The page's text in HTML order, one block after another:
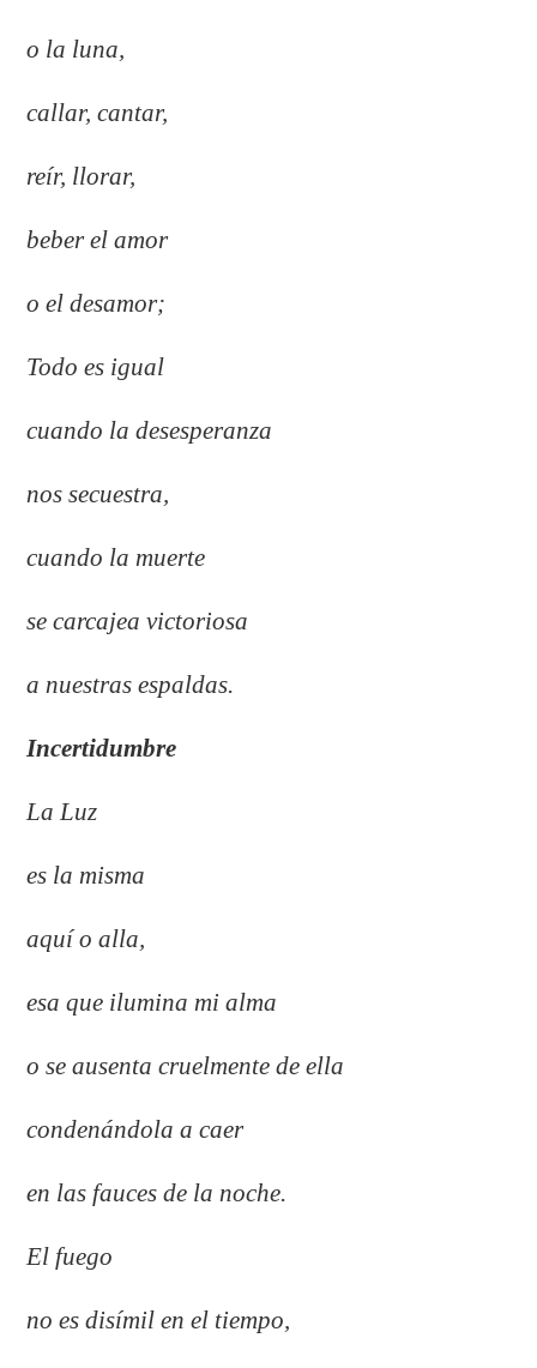
o la luna,
callar, cantar,
reír, llorar,
beber el amor
o el desamor;
Todo es igual
cuando la desesperanza
nos secuestra,
cuando la muerte
se carcajea victoriosa
a nuestras espaldas.
Incertidumbre
La Luz
es la misma
aquí o alla,
esa que ilumina mi alma
o se ausenta cruelmente de ella
condenándola a caer
en las fauces de la noche.
El fuego
no es disímil en el tiempo,